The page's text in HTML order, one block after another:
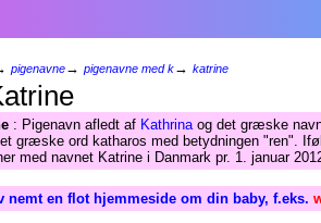
pigenavne→ pigenavne med k→ katrine
: Pigenavn afledt af Kathrinaog det græske
græske ord katharos med betydningen "ren".
med navnet Katrine i Danmark pr. 1. januar
nemt en flot hjemmeside om din baby, f.eks.